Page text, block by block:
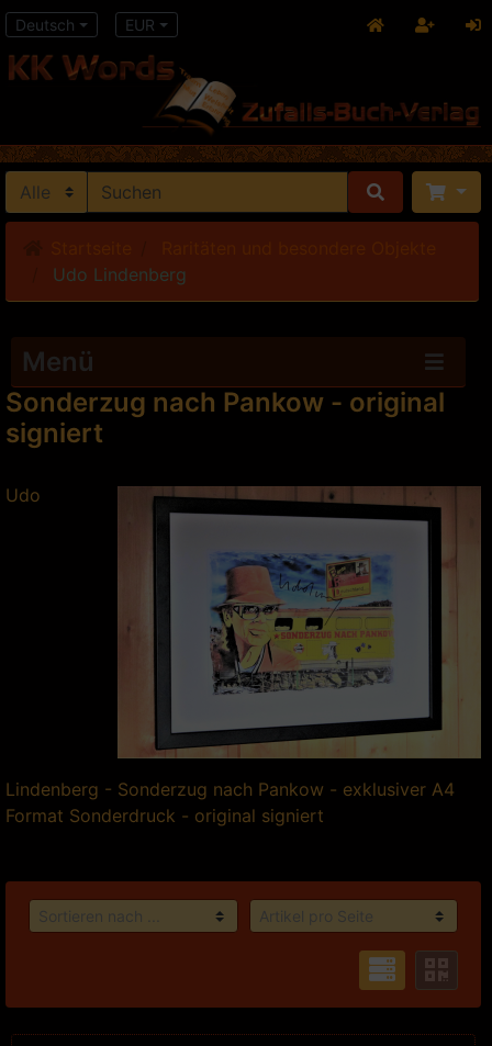
Deutsch EUR
Udo Lindenberg
Menü
Sonderzug nach Pankow - original
signiert
Udo
Lindenberg - Sonderzug nach Pankow - exklusiver A4
Format Sonderdruck - original signiert